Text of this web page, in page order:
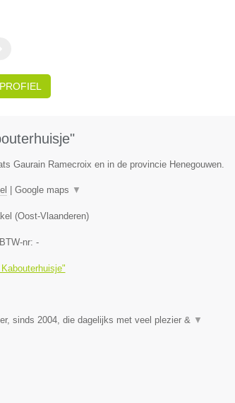
Gaurain Ramecroix en in de provincie Henegouwen.
Google maps ▼
(Oost-Vlaanderen)
nr: -
sinds 2004, die dagelijks met veel plezier & ▼